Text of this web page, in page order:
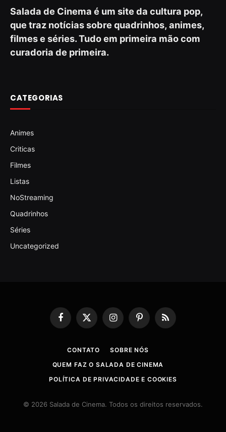
Salada de Cinema é um site da cultura pop,
que traz notícias sobre quadrinhos, animes,
filmes e séries. Tudo em primeira mão com
curadoria de primeira.
CATEGORIAS
Animes
Criticas
Filmes
Listas
NoStreaming
Quadrinhos
Séries
Uncategorized
Facebook
X
InstagramPinterestRSS
CONTATO
SOBRE NÓS
QUEM FAZ O SALADA DE CINEMA
POLÍTICA DE PRIVACIDADE E COOKIES
© 2026 Salada de Cinema. Todos os direitos reservados.